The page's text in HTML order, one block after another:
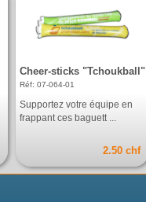
Cheer-sticks "Tchoukball"
Réf: 07-064-01
Supportez votre équipe en
frappant ces baguett ...
2.50 chf